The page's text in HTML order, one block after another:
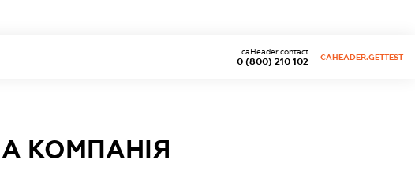
0 (800) 210 102
caHeader.contact
CAHEADER.GETTEST
КОМПАНІЯ